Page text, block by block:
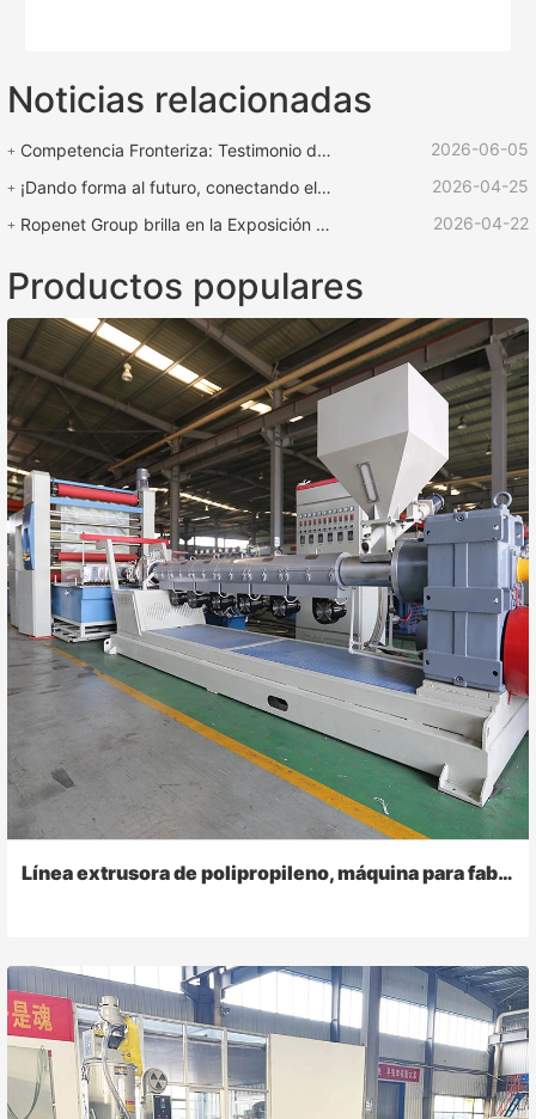
Noticias relacionadas
Competencia Fronteriza: Testimonio de Fuerza | Equipo ROPENET Apoya la Competencia de Cuerdas "Copa de Rescate Lu Zhen"
2026-06-05
¡Dando forma al futuro, conectando el mundo! | ¡La feria internacional de plásticos y caucho ROPENET 2026 llega a su fin!
2026-04-25
Ropenet Group brilla en la Exposición Internacional de Caucho y Plástico de Shanghái y regresa cargado de oportunidades para expandir su negocio global.
2026-04-22
Productos populares
Línea extrusora de polipropileno, máquina para fabricar rafia de cuerda